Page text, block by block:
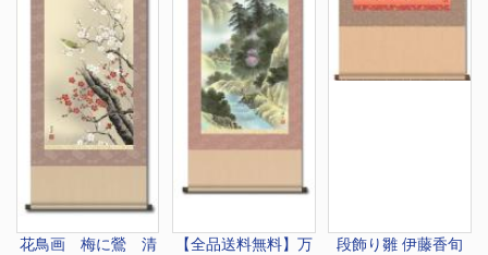
花鳥画 梅に鶯 清
【全品送料無料】 万
段飾り雛 伊藤香旬